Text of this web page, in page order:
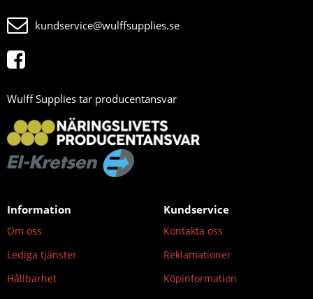
kundservice@wulffsupplies.se
Wulff Supplies tar producentansvar
Information
Om oss
Lediga tjänster
Hållbarhet
Kundservice
Kontakta oss
Reklamationer
Köpinformation